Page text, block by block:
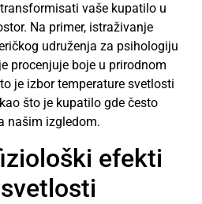
vaše kupatilo u
Na primer, istraživanje
udruženja za psihologiju
procenjuje boje u prirodnom
je izbor temperature svetlosti
što je kupatilo gde često
našim izgledom.
efekti